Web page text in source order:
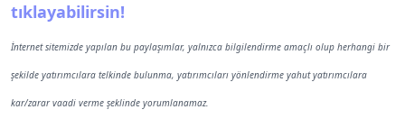
tıklayabilirsin!
İnternet sitemizde yapılan bu paylaşımlar, yalnızca bilgilendirme amaçlı olup herhangi bir
şekilde yatırımcılara telkinde bulunma, yatırımcıları yönlendirme yahut yatırımcılara
kar/zarar vaadi verme şeklinde yorumlanamaz.